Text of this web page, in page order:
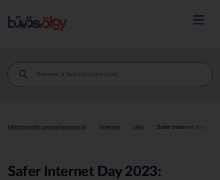
menü
Médiaszertár pedagógusoknak internet cikk Safer Internet Day
Safer Internet Day 2023: